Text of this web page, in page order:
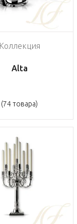
Коллекция
Alta
(74 товара)